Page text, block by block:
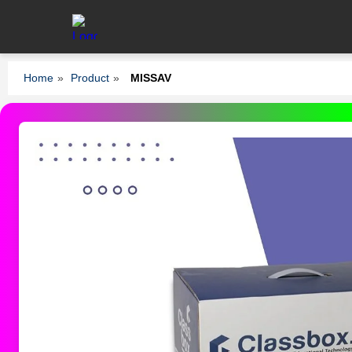
Home » Product » MISSAV